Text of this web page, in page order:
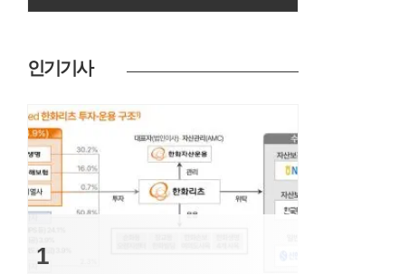
인기기사
1